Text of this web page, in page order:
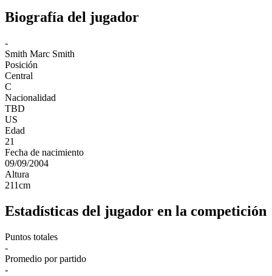
Biografía del jugador
-
Smith Marc Smith
Posición
Central
C
Nacionalidad
TBD
US
Edad
21
Fecha de nacimiento
09/09/2004
Altura
211cm
Estadísticas del jugador en la competición
Puntos totales
-
Promedio por partido
-